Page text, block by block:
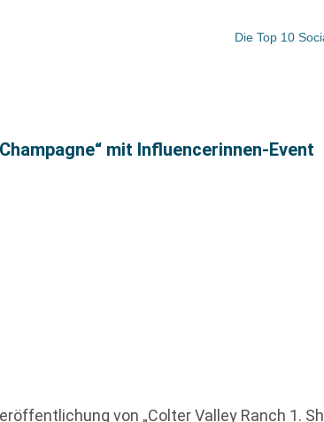
Die Top 10
mit Influencerinnen-Event
von „Colter Valley Ranch 1.